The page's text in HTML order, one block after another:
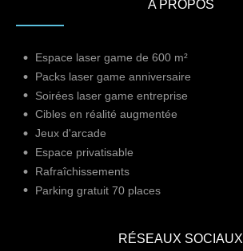
A PROPOS
Espace laser game de 600 m²
Packs laser game anniversaire
Soirées laser game entreprise
Cibles en réalité augmentée
Jeux d'arcade
Espace privatisable
Rafraîchissements
Parking gratuit 70 places
RÉSEAUX SOCIAUX